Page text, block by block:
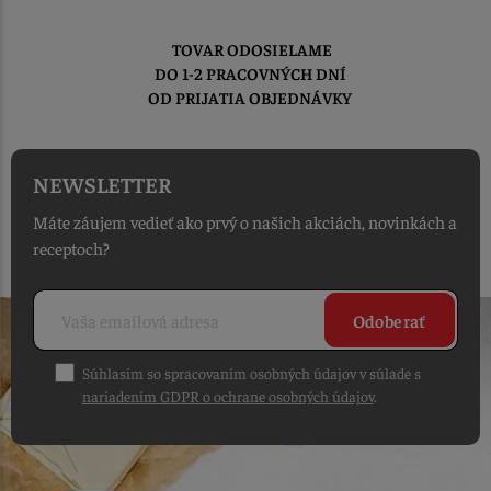
TOVAR ODOSIELAME
DO 1-2 PRACOVNÝCH DNÍ
OD PRIJATIA OBJEDNÁVKY
NEWSLETTER
Máte záujem vedieť ako prvý o našich akciách, novinkách a
receptoch?
Odoberať
Súhlasím so spracovaním osobných údajov v súlade s
nariadením GDPR o ochrane osobných údajov.